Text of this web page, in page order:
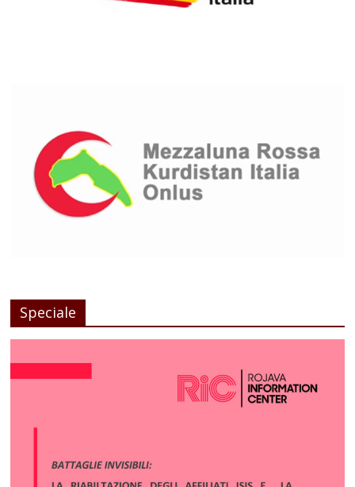
Speciale